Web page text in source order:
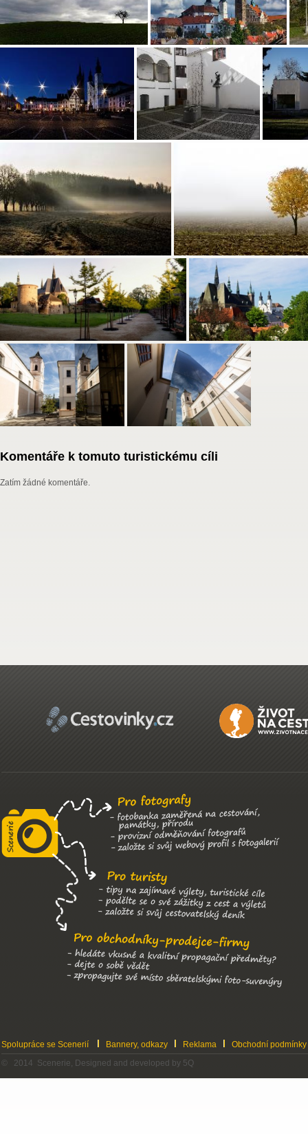
Komentáře k tomuto turistickému cíli
Zatím žádné komentáře.
Spolupráce se Scenerií Bannery, odkazy Reklama
Obchodní podmínky
© 2014 Scenerie, Designed and developed by 5Q